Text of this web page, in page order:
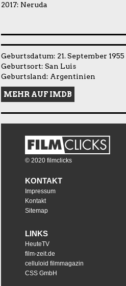
2017: Neruda
Geburtsdatum: 21. September 1955
Geburtsort: San Luis
Geburtsland: Argentinien
MEHR AUF IMDB
© 2020 filmclicks
KONTAKT
Impressum
Kontakt
Sitemap
LINKS
HeuteTV
film-zeit.de
celluloid filmmagazin
CSS GmbH